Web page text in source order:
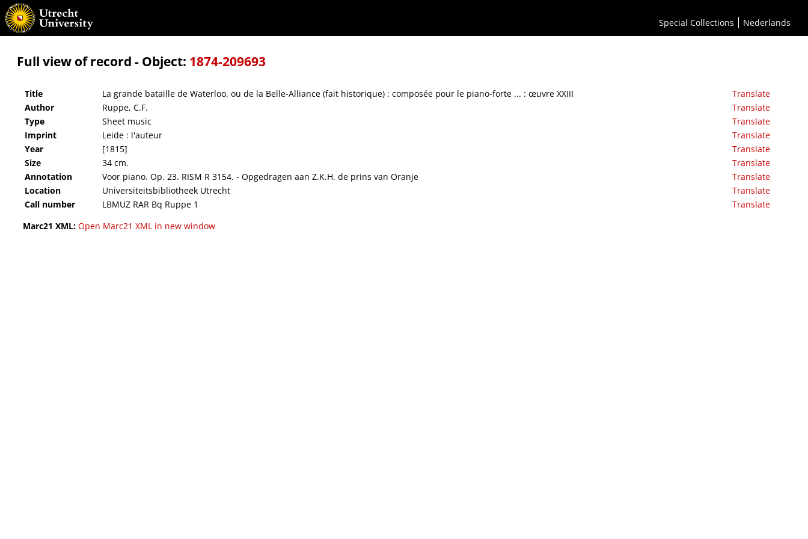
Special Collections Nederlands
La grande bataille de Waterloo, ou de la Belle-Alliance (fait historique) : composée pour le piano-forte ... : œuvre XXIII
Full view of record - Object: 1874-209693
Title La grande bataille de Waterloo, ou de la Belle-Alliance (fait historique) : composée pour le piano-forte ... : œuvre XXIII
Translate
Author
Ruppe, C.F.
Translate
Type
Sheet music
Translate
Imprint
Leide : l'auteur
Translate
Year
[1815]
Translate
Size
34 cm.
Translate
Annotation
Voor piano. Op. 23. RISM R 3154. - Opgedragen aan Z.K.H. de prins van Oranje
Translate
Location
Universiteitsbibliotheek Utrecht
Translate
Call number
LBMUZ RAR Bq Ruppe 1
Translate
Marc21 XML: Open Marc21 XML in new window